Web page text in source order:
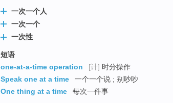
一次一个人
一次一个
一次性
短语
one-at-a-time operation
[计] 时分操作
Speak one at a time
一个一个说 ; 别吵吵
One thing at a time
每次一件事